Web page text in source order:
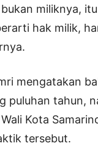
bukan miliknya,
hak milik,
mengatakan
puluhan tahun,
Kota
tersebut.